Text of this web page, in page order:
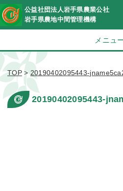
公益社団法人岩手県農業公社
岩手県農地中間管理機構
メニュ
TOP>20190402095443-
20190402095443-